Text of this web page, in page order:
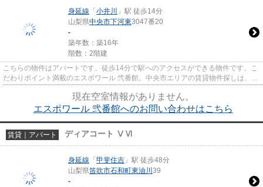
身延線 「 小井川
」駅 徒歩14分
山梨県中央市下河東3047番20
-
築年数：築16年
階数：2階建
こちらの物件はアパートです。徒歩14分で駅へのアクセスができる物件です。こ
だわりポイント満載のエスポワール 弐番館。中央市エリアの賃貸物件探しは、地
現在空室情報がありません。
エスポワール 弐番館へのお問い合わせはこちら
賃貸｜アパート ディアコート ⅤⅥ
身延線 「 甲斐住吉 」駅 徒歩48分
山梨県笛吹市石和町東油川 39
-